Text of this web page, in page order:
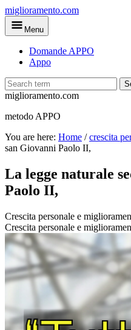
Skip
to
main
miglioramento.com
Menu
Domande APPO
Appo
miglioramento.com
metodo APPO
You are here: Home /crescita
san Giovanni Paolo II,
La legge naturale
Paolo II,
Crescita personale e
Crescita personale e